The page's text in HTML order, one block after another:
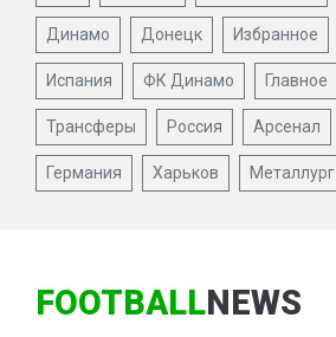
Динамо Донецк Избранное
Испания ФК Динамо Главное
Трансферы Россия Арсенал
Германия Харьков Металлург
FOOTBALLNEWS